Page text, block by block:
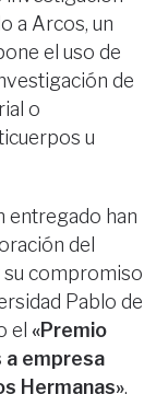
a Arcos, un
el uso de
de
o
u
entregado han
del
su compromiso
Pablo de
el«Premio
a empresa
Hermanas»,